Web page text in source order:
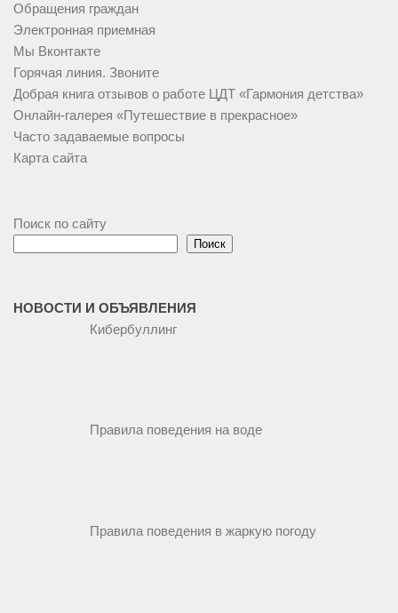
Обращения граждан
Электронная приемная
Мы Вконтакте
Горячая линия. Звоните
Добрая книга отзывов о работе ЦДТ «Гармония детства»
Онлайн-галерея «Путешествие в прекрасное»
Часто задаваемые вопросы
Карта сайта
Поиск по сайту
Поиск
НОВОСТИ И ОБЪЯВЛЕНИЯ
Кибербуллинг
Правила поведения на воде
Правила поведения в жаркую погоду